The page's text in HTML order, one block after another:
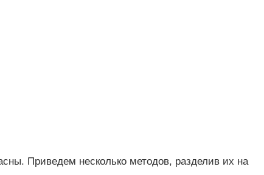
Приведем несколько методов, разделив их на